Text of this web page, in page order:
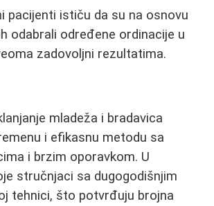
pacijenti ističu da su na osnovu
odabrali određene ordinacije u
zadovoljni rezultatima.
mladeža i bradavica
i efikasnu metodu sa
i brzim oporavkom. U
stručnjaci sa dugogodišnjim
tehnici, što potvrđuju brojna